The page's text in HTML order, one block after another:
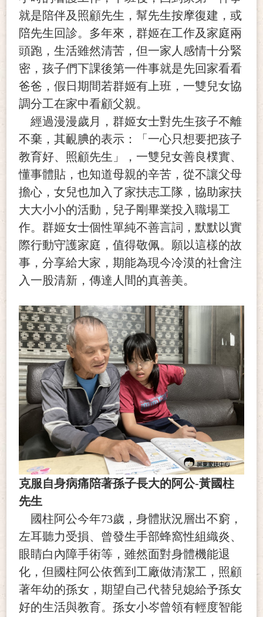
就是陪伴及照顧先生，幫先生按摩復建，或
陪先生回診。多年來，群姬在工作及家庭兩
頭跑，生活雖然清苦，但一家人感情十分緊
密，孩子們下課後第一件事就是先回家看看
爸爸，假日期間若群姬有上班，一雙兒女協
調分工在家中看顧父親。
經過漫漫歲月，群姬女士對先生孩子不離
不棄，其靦腆的表示：「一心只想要把孩子
教育好、照顧先生」，一雙兒女善良樸實、
懂事體貼，也知道母親的辛苦，從不讓父母
擔心，女兒也加入了家扶志工隊，協助家扶
大大小小的活動，兒子剛畢業投入職場工
作。群姬女士個性單純不善言詞，默默以實
際行動守護家庭，值得敬佩。願以這樣的故
事，分享給大家，期能為現今冷漠的社會注
入一股清新，傳達人間的真善美。
克服自身病痛陪著孫子長大的阿公-黃國柱
先生
國柱阿公今年73歲，身體狀況層出不窮，
左耳聽力受損、曾發生手部蜂窩性組織炎、
眼睛白內障手術等，雖然面對身體機能退
化，但國柱阿公依舊到工廠做清潔工，照顧
著年幼的孫女，期望自己代替兒媳給予孫女
好的生活與教育。孫女小岑曾領有輕度智能